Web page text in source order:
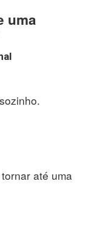
uma
até uma